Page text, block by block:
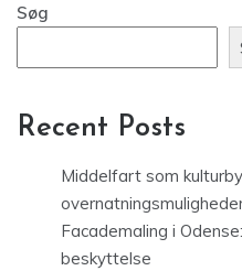
Søg
Recent Posts
Middelfart som
Facademaling i
beskyttelse